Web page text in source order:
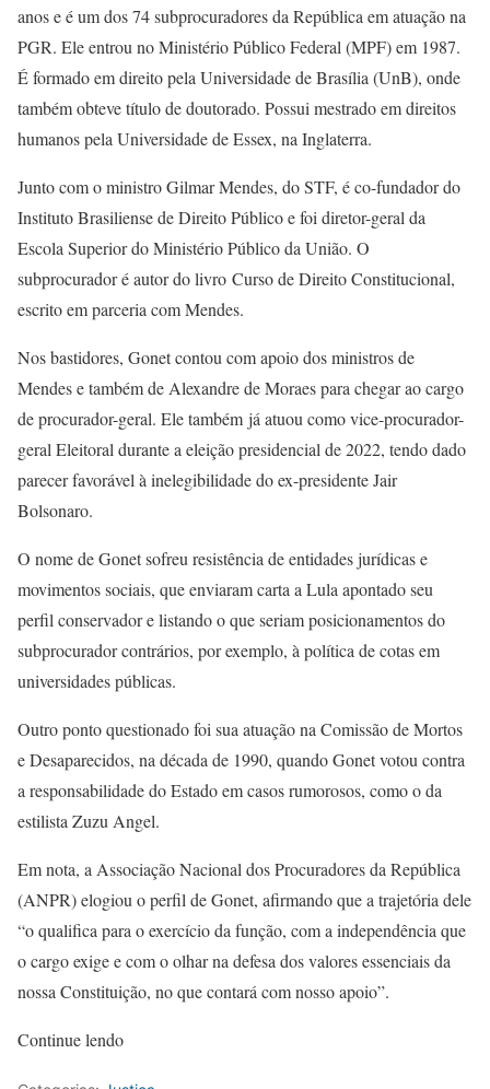
anos e é um dos 74 subprocuradores da República em atuação na
PGR. Ele entrou no Ministério Público Federal (MPF) em 1987.
É formado em direito pela Universidade de Brasília (UnB), onde
também obteve título de doutorado. Possui mestrado em direitos
humanos pela Universidade de Essex, na Inglaterra.
Junto com o ministro Gilmar Mendes, do STF, é co-fundador do
Instituto Brasiliense de Direito Público e foi diretor-geral da
Escola Superior do Ministério Público da União. O
subprocurador é autor do livro Curso de Direito Constitucional,
escrito em parceria com Mendes.
Nos bastidores, Gonet contou com apoio dos ministros de
Mendes e também de Alexandre de Moraes para chegar ao cargo
de procurador-geral. Ele também já atuou como vice-procurador-
geral Eleitoral durante a eleição presidencial de 2022, tendo dado
parecer favorável à inelegibilidade do ex-presidente Jair
Bolsonaro.
O nome de Gonet sofreu resistência de entidades jurídicas e
movimentos sociais, que enviaram carta a Lula apontado seu
perfil conservador e listando o que seriam posicionamentos do
subprocurador contrários, por exemplo, à política de cotas em
universidades públicas.
Outro ponto questionado foi sua atuação na Comissão de Mortos
e Desaparecidos, na década de 1990, quando Gonet votou contra
a responsabilidade do Estado em casos rumorosos, como o da
estilista Zuzu Angel.
Em nota, a Associação Nacional dos Procuradores da República
(ANPR) elogiou o perfil de Gonet, afirmando que a trajetória dele
“o qualifica para o exercício da função, com a independência que
o cargo exige e com o olhar na defesa dos valores essenciais da
nossa Constituição, no que contará com nosso apoio”.
Continue lendo